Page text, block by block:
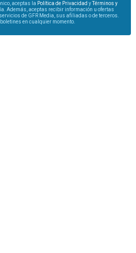
aceptas la Política de Privacidad y
Términos y
Además, aceptas recibir información u ofertas
de GFR Media, sus afiliadas o de terceros.
en cualquier momento.